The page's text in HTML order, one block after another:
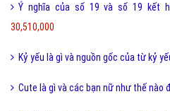
Ý nghĩa của số 19 và số 19 kết
30,510,000
Kỷ yếu là gì và nguồn gốc của từ kỷ
Cute là gì và các bạn nữ như thế nào